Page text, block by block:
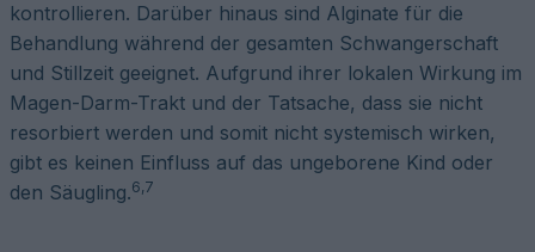
kontrollieren. Darüber hinaus sind Alginate für die
Behandlung während der gesamten Schwangerschaft
und Stillzeit geeignet. Aufgrund ihrer lokalen Wirkung im
Magen-Darm-Trakt und der Tatsache, dass sie nicht
resorbiert werden und somit nicht systemisch wirken,
gibt es keinen Einfluss auf das ungeborene Kind oder
den Säugling.6,7